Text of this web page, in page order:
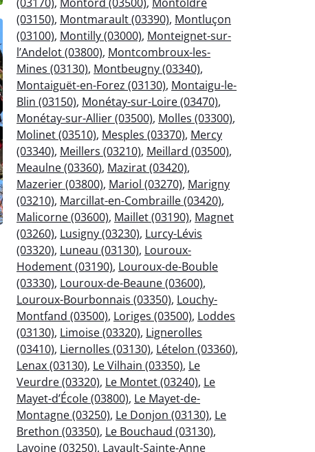
(03150), Montmarault (03390), Montluçon
(03100), Montilly (03000), Monteignet-sur-
l’Andelot (03800), Montcombroux-les-
Mines (03130), Montbeugny (03340),
Montaiguët-en-Forez (03130), Montaigu-le-
Blin (03150), Monétay-sur-Loire (03470),
Monétay-sur-Allier (03500), Molles (03300),
Molinet (03510), Mesples (03370), Mercy
(03340), Meillers (03210), Meillard (03500),
Meaulne (03360), Mazirat (03420),
Mazerier (03800), Mariol (03270), Marigny
(03210), Marcillat-en-Combraille (03420),
Malicorne (03600), Maillet (03190), Magnet
(03260), Lusigny (03230), Lurcy-Lévis
(03320), Luneau (03130), Louroux-
Hodement (03190), Louroux-de-Bouble
(03330), Louroux-de-Beaune (03600),
Louroux-Bourbonnais (03350), Louchy-
Montfand (03500), Loriges (03500), Loddes
(03130), Limoise (03320), Lignerolles
(03410), Liernolles (03130), Lételon (03360),
Lenax (03130), Le Vilhain (03350), Le
Veurdre (03320), Le Montet (03240), Le
Mayet-d’École (03800), Le Mayet-de-
Montagne (03250), Le Donjon (03130), Le
Brethon (03350), Le Bouchaud (03130),
Lavoine (03250), Lavault-Sainte-Anne